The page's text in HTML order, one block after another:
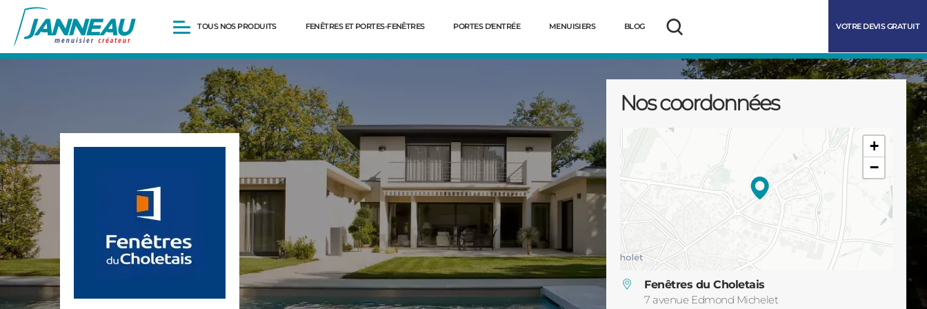
TOUS NOS PRODUITS
Démarrer
Pergolas
Portails et portillons
Carports
Clôtures
FENÊTRES ET PORTES-FENÊTRES PORTES D'ENTRÉE MENUISIERS BLOG
Rechercher
VOTRE DEVIS GRATUIT
Nos coordonnées
+
−
Fenêtres du Choletais
7 avenue Edmond Michelet